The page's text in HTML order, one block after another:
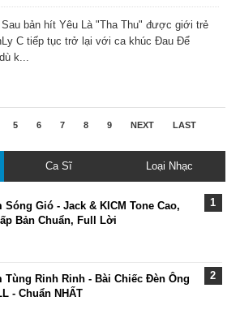
Sau bản hít Yêu Là "Tha Thu" được giới trẻ
C tiếp tục trở lại với ca khúc Đau Để
k...
5 6 7 8 9 NEXT LAST
Ca Sĩ Loại Nhạc
Sóng Gió - Jack & KICM Tone Cao,
Bản Chuẩn, Full Lời
Tùng Rinh Rinh - Bài Chiếc Đèn Ông
- Chuẩn NHẤT